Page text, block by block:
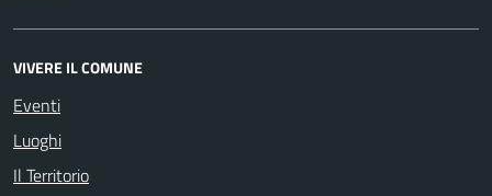
VIVERE IL COMUNE
Eventi
Luoghi
Il Territorio